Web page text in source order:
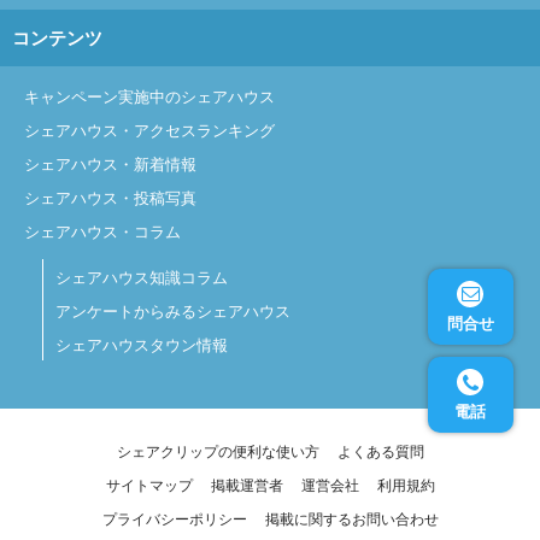
コンテンツ
キャンペーン実施中のシェアハウス
シェアハウス・アクセスランキング
シェアハウス・新着情報
シェアハウス・投稿写真
シェアハウス・コラム
シェアハウス知識コラム
アンケートからみるシェアハウス
シェアハウスタウン情報
シェアクリップの便利な使い方
よくある質問
サイトマップ
掲載運営者 運営会社
利用規約
プライバシーポリシー
掲載に関するお問い合わせ
問合せ
電話